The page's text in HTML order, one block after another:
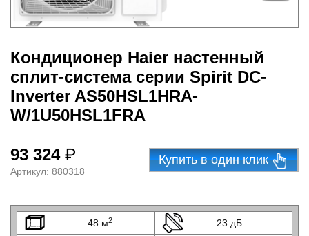
Кондиционер Haier настенный
сплит-система серии Spirit DC-
Inverter AS50HSL1HRA-
W/1U50HSL1FRA
93 324 ₽
Артикул: 880318
Купить в один клик
48 м2 23 дБ